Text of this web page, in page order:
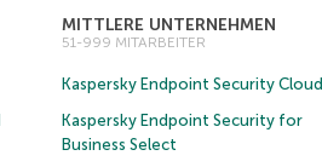
MITTLERE UNTERNEHMEN
51-999 MITARBEITER
Kaspersky Endpoint Security Cloud
Kaspersky Endpoint Security for
Business Select